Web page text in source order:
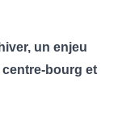
un enjeu
bourg et